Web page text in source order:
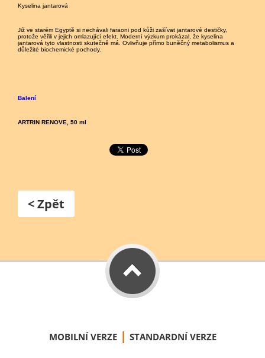
Kyselina jantarová
Již ve starém Egyptě si nechávali faraoni pod kůži zašívat jantarové destičky,
protože věřili v jejich omlazující efekt. Moderní výzkum prokázal, že kyselina
jantarová tyto vlastnosti skutečně má. Ovlivňuje přímo buněčný metabolismus a
důležité biochemické pochody.
Balení
ARTRIN RENOVE, 50 ml
< Zpět
MOBILNÍ VERZE | STANDARDNÍ VERZE